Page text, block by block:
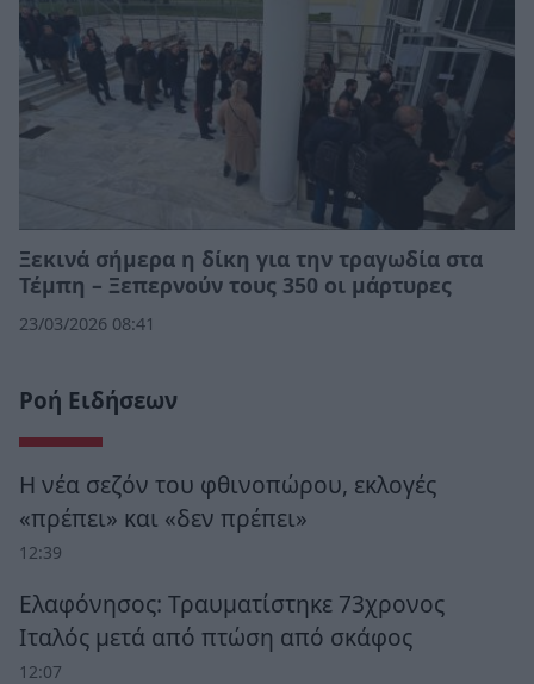
Ξεκινά σήμερα η δίκη για την τραγωδία στα
Τέμπη – Ξεπερνούν τους 350 οι μάρτυρες
23/03/2026 08:41
Ροή Ειδήσεων
Η νέα σεζόν του φθινοπώρου, εκλογές
«πρέπει» και «δεν πρέπει»
12:39
Ελαφόνησος: Τραυματίστηκε 73χρονος
Ιταλός μετά από πτώση από σκάφος
12:07